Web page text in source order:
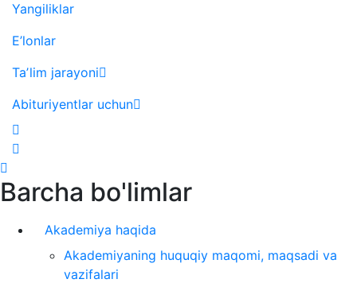
Yangiliklar
E’lonlar
Taʼlim jarayoni
Abituriyentlar uchun
Barcha bo'limlar
Akademiya haqida
Akademiyaning huquqiy maqomi, maqsadi va
vazifalari